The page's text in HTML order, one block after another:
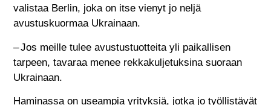
valistaa Berlin, joka on itse vienyt jo neljä
avustuskuormaa Ukrainaan.
– Jos meille tulee avustustuotteita yli paikallisen
tarpeen, tavaraa menee rekkakuljetuksina suoraan
Ukrainaan.
Haminassa on useampia yrityksiä, jotka jo työllistävät